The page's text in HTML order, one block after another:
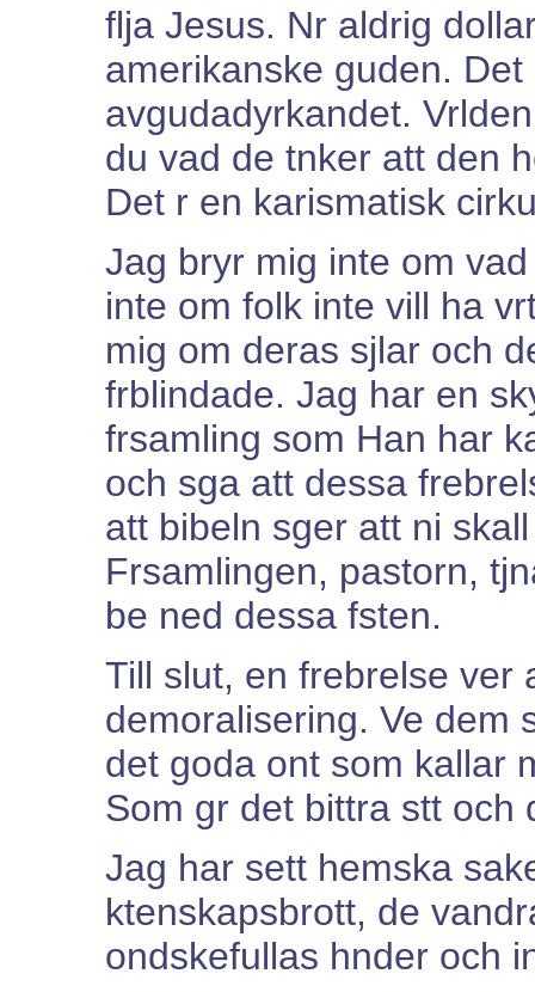
flja Jesus. Nr aldrig
amerikanske guden.
avgudadyrkandet.
du vad de tnker att den
Det r en karismatisk
Jag bryr mig inte om
inte om folk inte vill ha
mig om deras sjlar och
frblindade. Jag har en
frsamling som Han har
och sga att dessa
att bibeln sger att ni
Frsamlingen, pastorn,
be ned dessa fsten.
Till slut, en frebrelse ver
demoralisering. Ve dem
det goda ont som kallar
Som gr det bittra stt och
Jag har sett hemska
ktenskapsbrott, de
ondskefullas hnder och